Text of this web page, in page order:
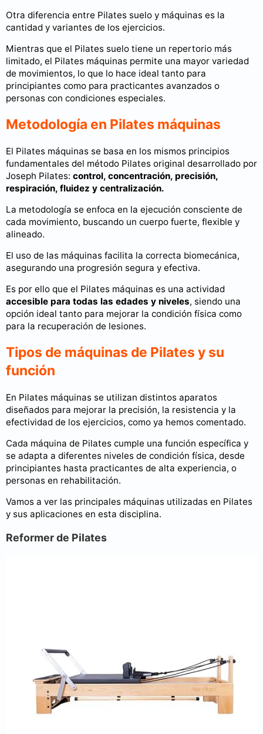
Otra diferencia entre Pilates suelo y máquinas es la
cantidad y variantes de los ejercicios.
Mientras que el Pilates suelo tiene un repertorio más
limitado, el Pilates máquinas permite una mayor variedad
de movimientos, lo que lo hace ideal tanto para
principiantes como para practicantes avanzados o
personas con condiciones especiales.
Metodología en Pilates máquinas
El Pilates máquinas se basa en los mismos principios
fundamentales del método Pilates original desarrollado por
Joseph Pilates: control, concentración, precisión,
respiración, fluidez y centralización.
La metodología se enfoca en la ejecución consciente de
cada movimiento, buscando un cuerpo fuerte, flexible y
alineado.
El uso de las máquinas facilita la correcta biomecánica,
asegurando una progresión segura y efectiva.
Es por ello que el Pilates máquinas es una actividad
accesible para todas las edades y niveles, siendo una
opción ideal tanto para mejorar la condición física como
para la recuperación de lesiones.
Tipos de máquinas de Pilates y su
función
En Pilates máquinas se utilizan distintos aparatos
diseñados para mejorar la precisión, la resistencia y la
efectividad de los ejercicios, como ya hemos comentado.
Cada máquina de Pilates cumple una función específica y
se adapta a diferentes niveles de condición física, desde
principiantes hasta practicantes de alta experiencia, o
personas en rehabilitación.
Vamos a ver las principales máquinas utilizadas en Pilates
y sus aplicaciones en esta disciplina.
Reformer de Pilates